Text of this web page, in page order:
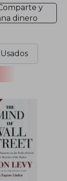
y
dinero
Usados